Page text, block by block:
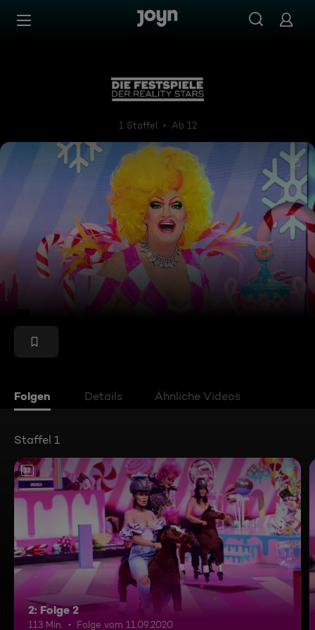
Zum Inhalt springen
Die Festspiele der Reality
1 Staffel Ab 12
Folgen Details Ähnliche Videos
Staffel 1
12
2: Folge 2
113 Min. Folge vom 11.09.2020